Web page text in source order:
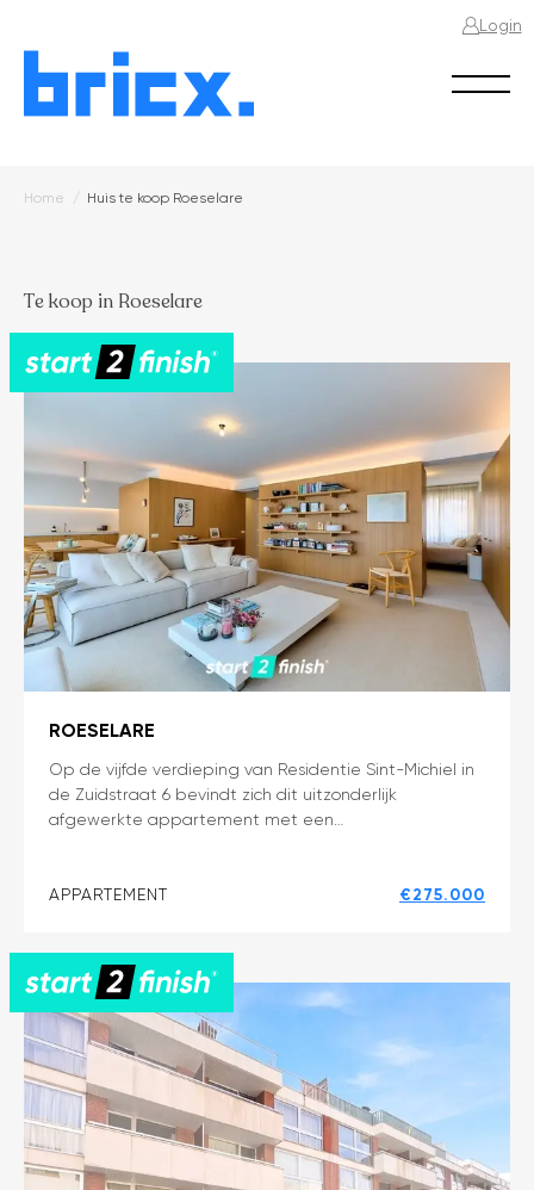
Login
Huis
Roeselare
Home Huis te koop Roeselare
Te koop in Roeselare
Exclusief
designappartement
met
stadszicht
ROESELARE
Op de vijfde verdieping van Residentie Sint-Michiel in
de Zuidstraat 6 bevindt zich dit uitzonderlijk
afgewerkte appartement met een…
APPARTEMENT €275.000